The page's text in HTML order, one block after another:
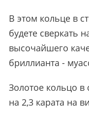
В этом кольце в
будете сверкать
высочайшего
бриллианта -
Золотое кольцо в
на 2,3 карата на